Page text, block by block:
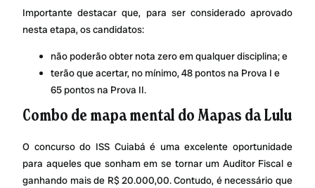
Importante destacar que, para ser considerado aprovado
nesta etapa, os candidatos:
não poderão obter nota zero em qualquer disciplina; e
terão que acertar, no mínimo, 48 pontos na Prova I e
65 pontos na Prova II.
Combo de mapa mental do Mapas da Lulu
O concurso do ISS Cuiabá é uma excelente oportunidade
para aqueles que sonham em se tornar um Auditor Fiscal e
ganhando mais de R$ 20.000,00. Contudo, é necessário que